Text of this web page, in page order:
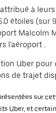
à
étoiles (sur
Malcolm
l'aéroport .
Uber pour
de trajet
sur
Uber, et